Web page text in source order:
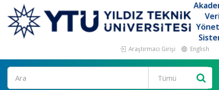
Araştırmacı Girişi English
Ara